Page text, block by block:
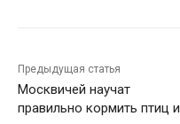
Предыдущая статья
Москвичей научат
правильно кормить птиц и